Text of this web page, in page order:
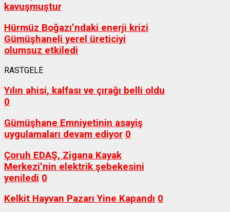
kavuşmuştur
Hürmüz Boğazı’ndaki enerji krizi
Gümüşhaneli yerel üreticiyi
olumsuz etkiledi
RASTGELE
Yılın ahisi, kalfası ve çırağı belli oldu
0
Gümüşhane Emniyetinin asayiş
uygulamaları devam ediyor 0
Çoruh EDAŞ, Zigana Kayak
Merkezi’nin elektrik şebekesini
yeniledi 0
Kelkit Hayvan Pazarı Yine Kapandı 0